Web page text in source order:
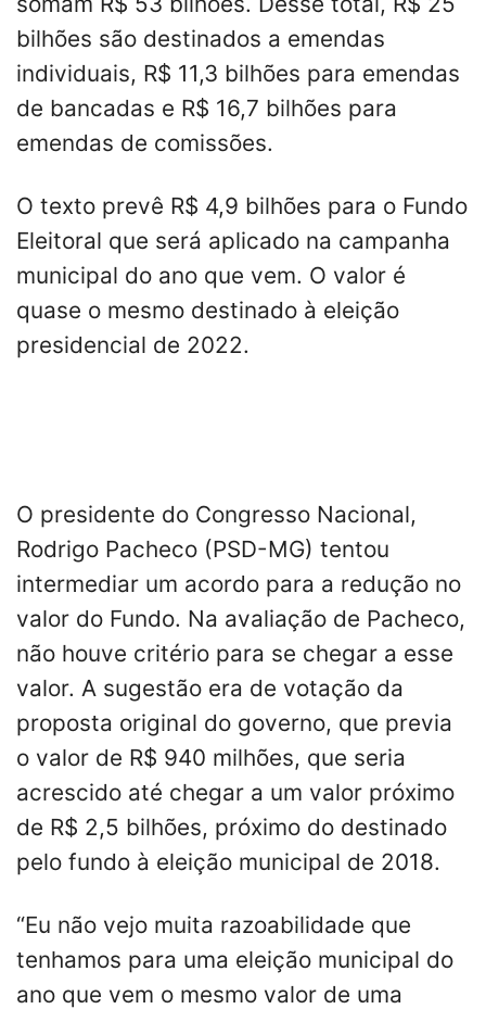
bilhões são destinados a emendas
individuais, R$ 11,3 bilhões para emendas
de bancadas e R$ 16,7 bilhões para
emendas de comissões.
O texto prevê R$ 4,9 bilhões para o Fundo
Eleitoral que será aplicado na campanha
municipal do ano que vem. O valor é
quase o mesmo destinado à eleição
presidencial de 2022.
O presidente do Congresso Nacional,
Rodrigo Pacheco (PSD-MG) tentou
intermediar um acordo para a redução no
valor do Fundo. Na avaliação de Pacheco,
não houve critério para se chegar a esse
valor. A sugestão era de votação da
proposta original do governo, que previa
o valor de R$ 940 milhões, que seria
acrescido até chegar a um valor próximo
de R$ 2,5 bilhões, próximo do destinado
pelo fundo à eleição municipal de 2018.
“Eu não vejo muita razoabilidade que
tenhamos para uma eleição municipal do
ano que vem o mesmo valor de uma